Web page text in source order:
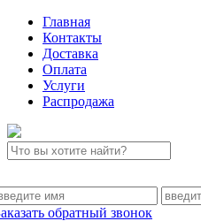
Главная
Контакты
Доставка
Оплата
Услуги
Распродажа
обратный звонок